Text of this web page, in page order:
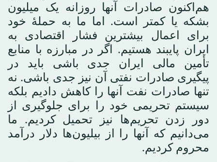
هم‌اکنون صادرات آنها روزانه یک میلیون
بشکه یا کمتر است. اما ما به حملۀ خود
برای اعمال بیشترین فشار اقتصادی به
ایران پایبند هستیم. اگر در مبارزه با منابع
تأمین مالی ایران جدی باشی باید در
پیگیری صادرات نفتی آن نیز جدی باشی. نه
تنها صادرات نفت آنها را کاهش دادیم بلکه
سیستم تحریمی خود را برای جلوگیری از
دور زدن تحریم‌ها نیز تحمیل کردیم. ما
می‌دانیم که آنها را از بیلیون‌ها دلار درآمد
محروم کردیم.